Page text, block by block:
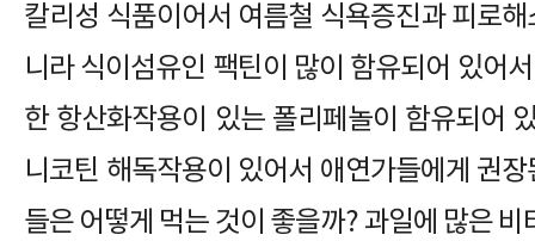
칼리성 식품이어서 여름철 식욕증진과 피로
니라 식이섬유인 팩틴이 많이 함유되어 있어
한 항산화작용이 있는 폴리페놀이 함유되어
니코틴 해독작용이 있어서 애연가들에게 권
들은 어떻게 먹는 것이 좋을까? 과일에 많은